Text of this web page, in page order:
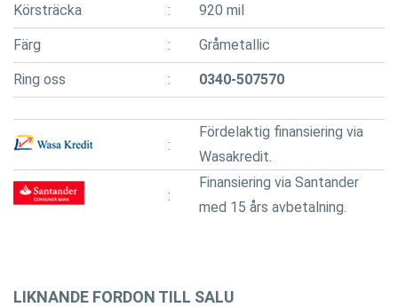
Körsträcka 920 mil
Färg Gråmetallic
Ring oss 0340-507570
Fördelaktig finansiering via
Wasakredit.
Finansiering via Santander
med 15 års avbetalning.
LIKNANDE FORDON TILL SALU